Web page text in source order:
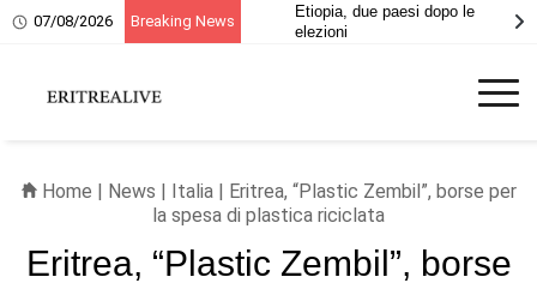
07/08/2026 Breaking News
Etiopia, due paesi dopo le
elezioni
Home | News | Italia| Eritrea, “Plastic Zembil”, borse per
la spesa di plastica riciclata
Eritrea, “Plastic Zembil”, borse